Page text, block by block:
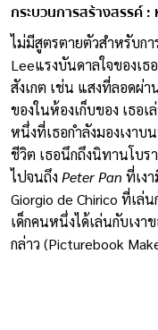
กระบวนการสร้างสรรค์ :
ไม่มีสูตรตายตัวสำหรับก
Leeแรงบันดาลใจของเ
สังเกต เช่น แสงที่ลอดผ่
ของในห้องเก็บของ เธอเ
หนึ่งที่เธอกำลังมองเงา
ชีวิต เธอนึกถึงนิทานโบรา
ไปจนถึง Peter Pan ที่เง
Giorgio de Chirico ที่เล่
เด็กคนหนึ่งได้เล่นกับเงา
กล่าว (Picturebook